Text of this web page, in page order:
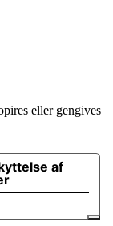
eller gengives
af